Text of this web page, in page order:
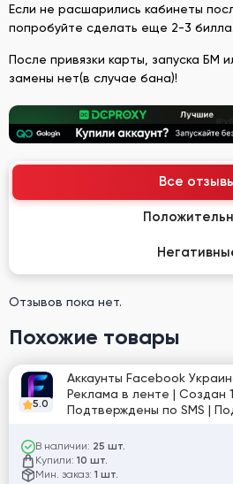
Если не расшарились кабинеты
попробуйте сделать еще 2-3 билла.
После привязки карты, запуска БМ
замены нет(в случае бана)!
Все
Отзывов пока нет.
Похожие товары
5.0
Аккаунты Facebook
Реклама в ленте | Создан
Подтверждены по SMS |
| Токен (EAAB), User-Agent
ЗРД | Профиль заполнен |
на части аккаунтов | Рег. UA
В наличии: 25 шт.
Купили: 10 шт.
Мин. заказ: 1 шт.